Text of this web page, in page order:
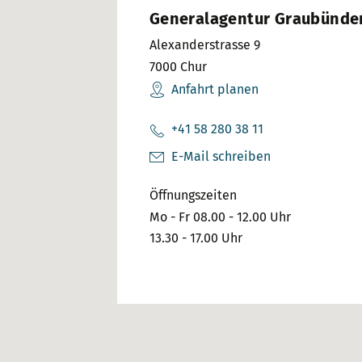
Generalagentur
Alexanderstrasse 9
7000 Chur
Anfahrt planen
+41 58 280 38 11
E-Mail schreiben
Öffnungszeiten
Mo - Fr 08.00 - 12.00 Uhr
13.30 - 17.00 Uhr